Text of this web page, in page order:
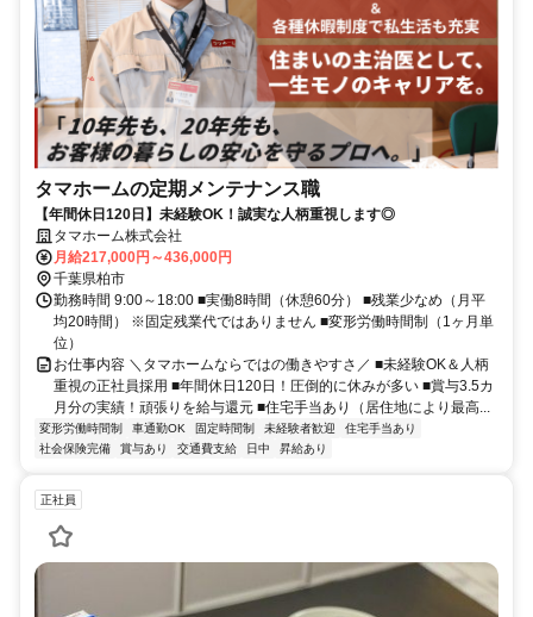
タマホームの定期メンテナンス職
【年間休日120日】未経験OK！誠実な人柄重視します◎
タマホーム株式会社
月給217,000円～436,000円
千葉県柏市
勤務時間 9:00～18:00 ■実働8時間（休憩60分） ■残業少なめ（月平
均20時間） ※固定残業代ではありません ■変形労働時間制（1ヶ月単
位）
お仕事内容 ＼タマホームならではの働きやすさ／ ■未経験OK＆人柄
重視の正社員採用 ■年間休日120日！圧倒的に休みが多い ■賞与3.5カ
月分の実績！頑張りを給与還元 ■住宅手当あり（居住地により最高...
変形労働時間制 車通勤OK 固定時間制 未経験者歓迎
住宅手当あり
社会保険完備
賞与あり 交通費支給 日中 昇給あり
正社員